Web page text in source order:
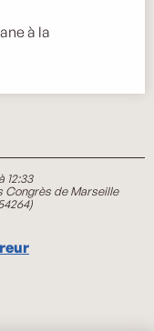
à la
12:33
de Marseille
)